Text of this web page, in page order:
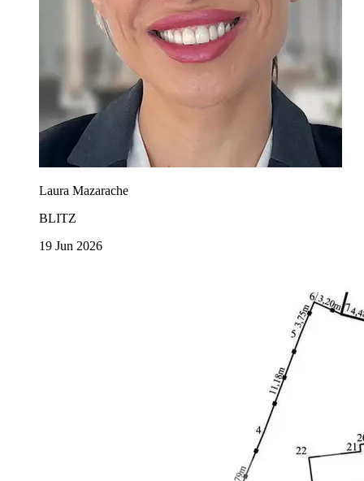
Laura Mazarache
BLITZ
19 Jun 2026